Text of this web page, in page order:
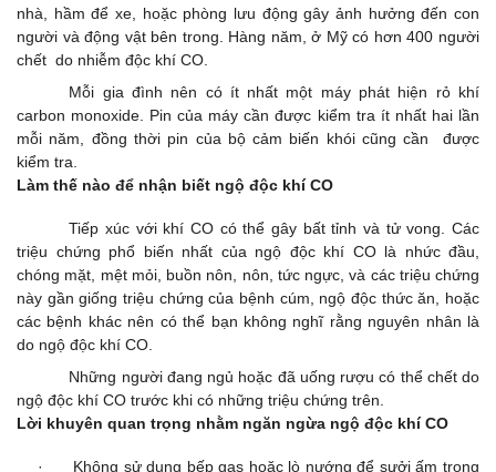
nhà, hầm để xe, hoặc phòng lưu động gây ảnh hưởng đến con
người và động vật bên trong. Hàng năm, ở Mỹ có hơn 400 người
chết do nhiễm độc khí CO.
Mỗi gia đình nên có ít nhất một máy phát hiện rỏ khí
carbon monoxide. Pin của máy cần được kiểm tra ít nhất hai lần
mỗi năm, đồng thời pin của bộ cảm biến khói cũng cần được
kiểm tra.
Làm thế nào để nhận biết ngộ độc khí CO
Tiếp xúc với khí CO có thể gây bất tỉnh và tử vong. Các
triệu chứng phổ biến nhất của ngộ độc khí CO là nhức đầu,
chóng mặt, mệt mỏi, buồn nôn, nôn, tức ngực, và các triệu chứng
này gần giống triệu chứng của bệnh cúm, ngộ độc thức ăn, hoặc
các bệnh khác nên có thể bạn không nghĩ rằng nguyên nhân là
do ngộ độc khí CO.
Những người đang ngủ hoặc đã uống rượu có thể chết do
ngộ độc khí CO trước khi có những triệu chứng trên.
Lời khuyên quan trọng nhằm ngăn ngừa ngộ độc khí CO
· Không sử dụng bếp gas hoặc lò nướng để sưởi ấm trong